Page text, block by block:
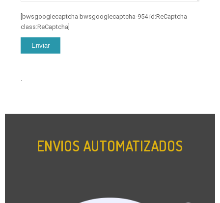
[bwsgooglecaptcha bwsgooglecaptcha-954 id:ReCaptcha
class:ReCaptcha]
ENVIOS AUTOMATIZADOS